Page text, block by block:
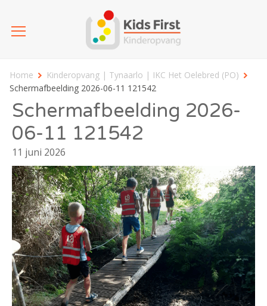
Home
Kinderopvang | Tynaarlo | IKC Het Oelebred (PO)
Schermafbeelding 2026-06-11 121542
Schermafbeelding 2026-
06-11 121542
11 juni 2026